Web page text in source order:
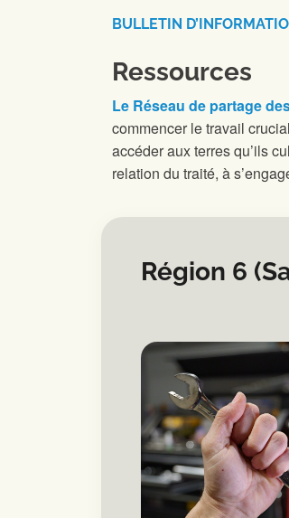
BULLETIN
Ressources
Le Réseau de partage
commencer le travail
accéder aux terres qu’ils
relation du traité, à
Région 6